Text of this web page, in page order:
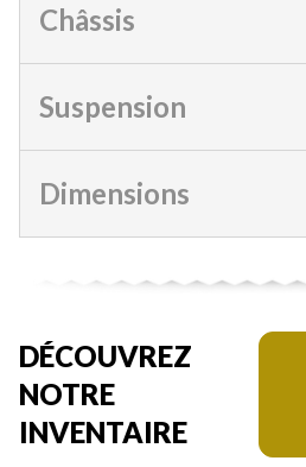
Châssis
Suspension
Dimensions
DÉCOUVREZ
NOTRE
INVENTAIRE